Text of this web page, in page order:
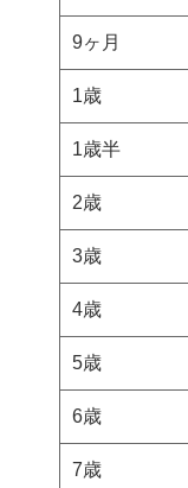
9ヶ月
1歳
1歳半
2歳
3歳
4歳
5歳
6歳
7歳